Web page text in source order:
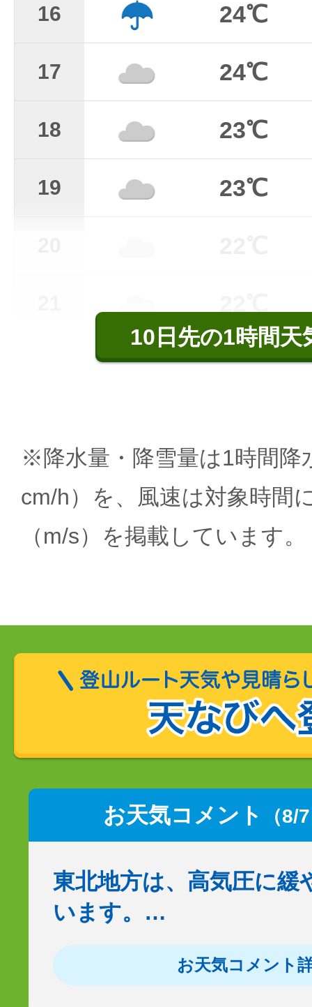
16 24℃
17 24℃
18 23℃
19 23℃
10日先の1時間天
※降水量・降雪量は1時間降
cm/h）を、風速は対象時間
（m/s）を掲載しています。
お天気コメント （8/
東北地方は、高気圧に緩
います。…
お天気コメント